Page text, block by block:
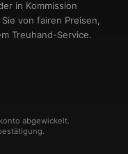
in Kommission
von fairen Preisen,
Treuhand-Service.
abgewickelt.